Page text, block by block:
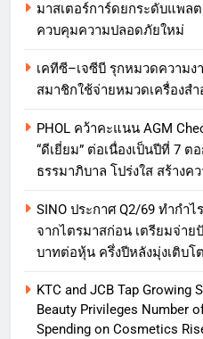
มาสเตอร์การ์ดยกระดับแพล
ควบคุมความปลอดภัยใหม่
เคทีซี–เจซีบี รุกหมวดความง
สมาชิกใช้จ่ายหมวดเครื่องสำ
PHOL คว้าคะแนน AGM
“ดีเยี่ยม” ต่อเนื่องเป็นปีที่ 7
ธรรมาภิบาล โปร่งใส สร้าง
SINO ประกาศ Q2/69 ทำกำ
จากไตรมาสก่อน เตรียมจ่าย
บาทต่อหุ้น ครึ่งปีหลังมุ่งเติบโ
KTC and JCB Tap Growing
Beauty Privileges Number
Spending on Cosmetics